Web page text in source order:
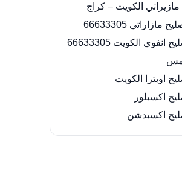
مازيراتي الكويت – كراج
66633305
كراج تصليح انفوي الكويت 66633305
اوبترا الكويت
اكسبلور
اكسبدشن